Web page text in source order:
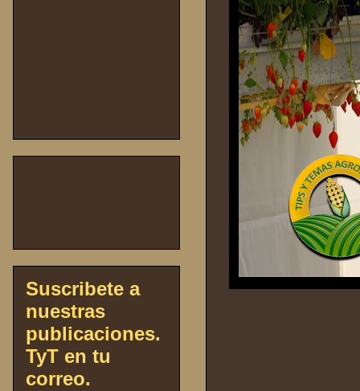
Suscribete a
nuestras
publicaciones.
TyT en tu
correo.